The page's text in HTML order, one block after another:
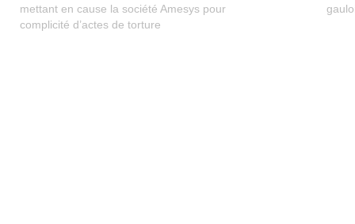
mettant en cause la société Amesys pour
complicité d’actes de torture